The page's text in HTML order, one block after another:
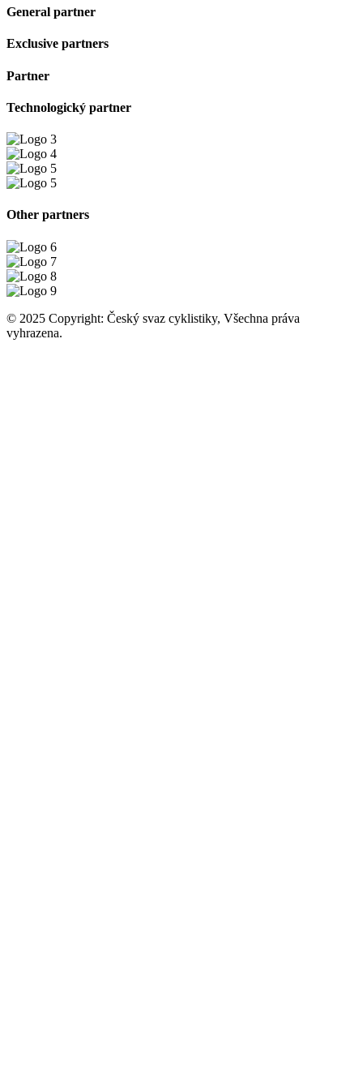
General partner
Exclusive partners
Partner
Technologický partner
Other partners
© 2025 Copyright: Český svaz cyklistiky, Všechna práva
vyhrazena.